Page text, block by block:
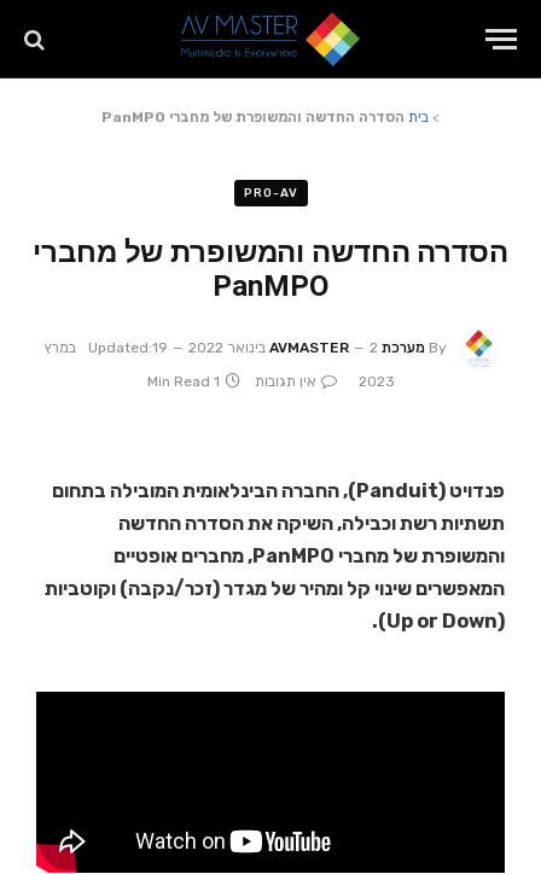
> בית הסדרה החדשה והמשופרת של מחברי PanMPO
PRO-AV
הסדרה החדשה והמשופרת של מחברי
PanMPO
By מערכת AVMASTER 2 בינואר 2022 Updated:
19 במרץ
2023
אין תגובות 1 Min Read
פנדויט (Panduit), החברה הבינלאומית המובילה בתחום
תשתיות רשת וכבילה, השיקה את הסדרה החדשה
והמשופרת של מחברי PanMPO, מחברים אופטיים
המאפשרים שינוי קל ומהיר של מגדר (זכר/נקבה) וקוטביות
(Up or Down).